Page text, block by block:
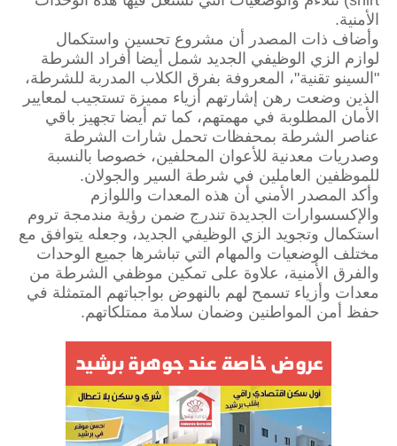
الأمنية.
وأضاف ذات المصدر أن مشروع تحسين واستكمال
لوازم الزي الوظيفي الجديد شمل أيضا أفراد الشرطة
"السينو تقنية"، المعروفة بفرق الكلاب المدربة للشرطة،
الذين وضعت رهن إشارتهم أزياء مميزة تستجيب لمعايير
الأمان المطلوبة في مهمتهم، كما تم أيضا تجهيز باقي
عناصر الشرطة بمحفظات تحمل شارات الشرطة
وصدريات معدنية للأعوان المحلفين، خصوصا بالنسبة
للموظفين العاملين في شرطة السير والجولان.
وأكد المصدر الأمني أن هذه المعدات واللوازم
والإكسسوارات الجديدة تندرج ضمن رؤية مندمجة تروم
استكمال وتجويد الزي الوظيفي الجديد، وجعله يتوافق مع
مختلف الوضعيات والمهام التي تباشرها جميع الوحدات
والفرق الأمنية، علاوة على تمكين موظفي الشرطة من
معدات وأزياء تسمح لهم بالنهوض بواجباتهم المتمثلة في
حفظ أمن المواطنين وضمان سلامة ممتلكاتهم.